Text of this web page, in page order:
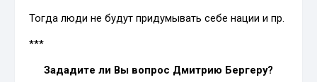
Тогда люди не будут придумывать себе нации и пр.
***
Зададите ли Вы вопрос Дмитрию Бергеру?